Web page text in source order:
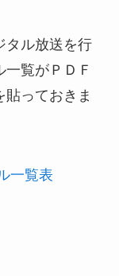
タル放送を行
覧がＰＤＦ
っておきま
一覧表